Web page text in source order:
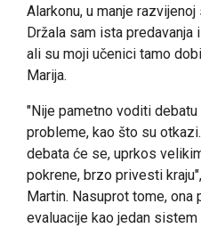
Alarkonu, u manje
Držala sam ista
ali su moji učenici tamo
Marija.
"Nije pametno voditi
probleme, kao što su
debata će se, uprkos
pokrene, brzo privesti
Martin. Nasuprot tome,
evaluacije kao jedan